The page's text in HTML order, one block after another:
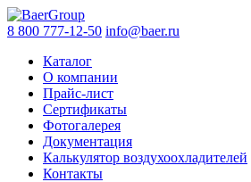
8 800 777-12-50 info@baer.ru
Каталог
О компании
Прайс-лист
Сертификаты
Фотогалерея
Документация
Калькулятор воздухоохладителей
Контакты